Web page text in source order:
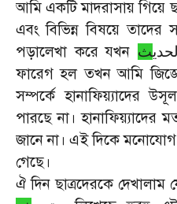
আমি একটি মাদরাসায় গিয়ে
এবং বিভিন্ন বিষয়ে তাদের
পড়ালেখা করে যখন ث
ফারেগ হল তখন আমি
সম্পর্কে হানাফিয়্যাদের উসূল
পারছে না। হানাফিয়্যাদের
জানে না। এই দিকে মনোযোগ
গেছে।
ঐ দিন ছাত্রদেরকে দেখালাম